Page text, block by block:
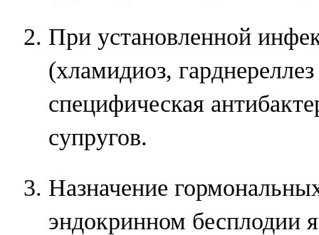
При установленной
(хламидиоз,
специфическая
супругов.
Назначение
эндокринном бесплодии